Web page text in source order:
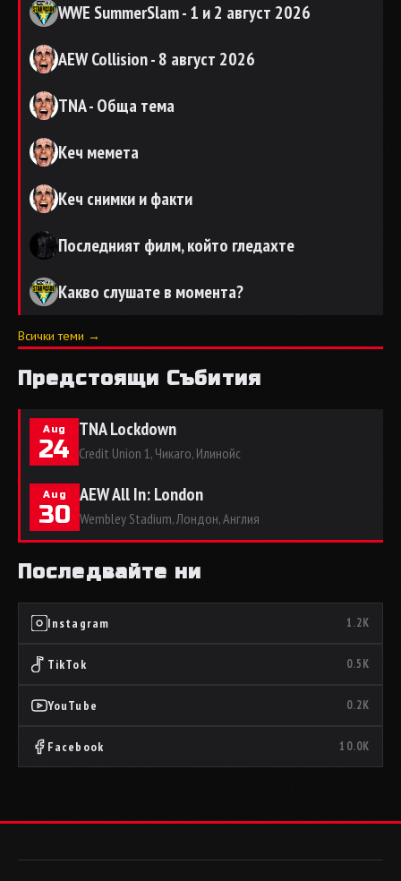
WWE SummerSlam - 1 и 2 август 2026
AEW Collision - 8 август 2026
TNA - Обща тема
Кеч мемета
Кеч снимки и факти
Последният филм, който гледахте
Какво слушате в момента?
Всички теми →
Предстоящи Събития
Aug
24
TNA Lockdown
Credit Union 1, Чикаго, Илинойс
Aug
30
AEW All In: London
Wembley Stadium, Лондон, Англия
Последвайте ни
Instagram 1.2K
TikTok 0.5K
YouTube 0.2K
Facebook 10.0K